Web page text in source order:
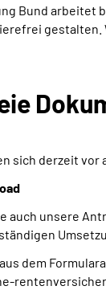
Bund arbeitet
gestalten.
sich derzeit vor
auch unsere
dem